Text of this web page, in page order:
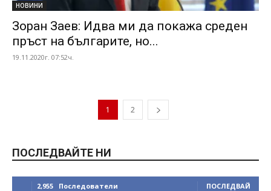
НОВИНИ
Зоран Заев: Идва ми да покажа среден
пръст на българите, но...
19.11.2020г. 07:52ч.
1 2
ПОСЛЕДВАЙТЕ НИ
2,955 Последователи ПОСЛЕДВАЙ